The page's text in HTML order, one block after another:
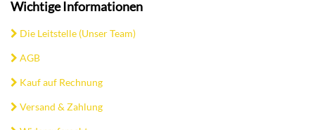
Wichtige Informationen
Die Leitstelle (Unser Team)
AGB
Kauf auf Rechnung
Versand & Zahlung